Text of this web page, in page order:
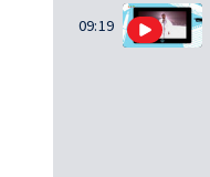
09:19